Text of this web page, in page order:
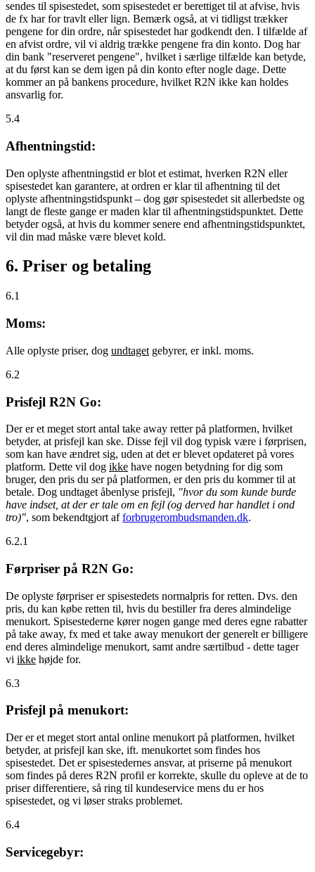
sendes til spisestedet, som spisestedet er berettiget til at afvise, hvis
de fx har for travlt eller lign. Bemærk også, at vi tidligst trækker
pengene for din ordre, når spisestedet har godkendt den. I tilfælde af
en afvist ordre, vil vi aldrig trække pengene fra din konto. Dog har
din bank "reserveret pengene", hvilket i særlige tilfælde kan betyde,
at du først kan se dem igen på din konto efter nogle dage. Dette
kommer an på bankens procedure, hvilket R2N ikke kan holdes
ansvarlig for.
5.4
Afhentningstid:
Den oplyste afhentningstid er blot et estimat, hverken R2N eller
spisestedet kan garantere, at ordren er klar til afhentning til det
oplyste afhentningstidspunkt – dog gør spisestedet sit allerbedste og
langt de fleste gange er maden klar til afhentningstidspunktet. Dette
betyder også, at hvis du kommer senere end afhentningstidspunktet,
vil din mad måske være blevet kold.
6. Priser og betaling
6.1
Moms:
Alle oplyste priser, dog undtaget gebyrer, er inkl. moms.
6.2
Prisfejl R2N Go:
Der er et meget stort antal take away retter på platformen, hvilket
betyder, at prisfejl kan ske. Disse fejl vil dog typisk være i førprisen,
som kan have ændret sig, uden at det er blevet opdateret på vores
platform. Dette vil dog ikke have nogen betydning for dig som
bruger, den pris du ser på platformen, er den pris du kommer til at
betale. Dog undtaget åbenlyse prisfejl, "hvor du som kunde burde
have indset, at der er tale om en fejl (og derved har handlet i ond
tro)", som bekendtgjort afforbrugerombudsmanden.dk.
6.2.1
Førpriser på R2N Go:
De oplyste førpriser er spisestedets normalpris for retten. Dvs. den
pris, du kan købe retten til, hvis du bestiller fra deres almindelige
menukort. Spisestederne kører nogen gange med deres egne rabatter
på take away, fx med et take away menukort der generelt er billigere
end deres almindelige menukort, samt andre særtilbud - dette tager
vi ikke højde for.
6.3
Prisfejl på menukort:
Der er et meget stort antal online menukort på platformen, hvilket
betyder, at prisfejl kan ske, ift. menukortet som findes hos
spisestedet. Det er spisestedernes ansvar, at priserne på menukort
som findes på deres R2N profil er korrekte, skulle du opleve at de to
priser differentiere, så ring til kundeservice mens du er hos
spisestedet, og vi løser straks problemet.
6.4
Servicegebyr: